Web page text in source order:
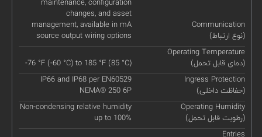
Communication
(نوع ارتباط)
changes, and asset
management, available in mA
source output wiring options
Operating Temperature
(دمای قابل تحمل)
-76 °F (-60 °C) to 185 °F (85 °C)
Ingress Protection
(حفاظت داخلی)
IP66 and IP68 per EN60529
NEMA® 250 6P
Operating Humidity
(رطوبت قابل تحمل)
Non-condensing relative humidity
up to 100%
Entries